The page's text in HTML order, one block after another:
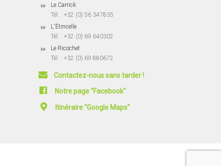
Le Carrick
Tél. : +32 (0) 56 347835
L'Étincelle
Tél. : +32 (0) 69 640302
Le Ricochet
Tél. : +32 (0) 69 880672
Contactez-nous sans tarder !
Notre page "Facebook"
Itinéraire "Google Maps"